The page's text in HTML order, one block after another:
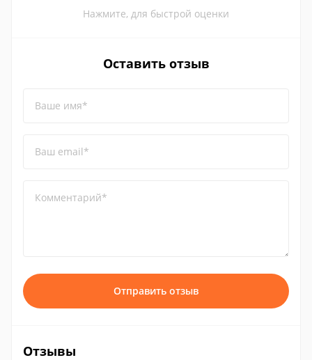
Нажмите, для быстрой оценки
Оставить отзыв
Ваше имя*
Ваш email*
Комментарий*
Отправить отзыв
Отзывы